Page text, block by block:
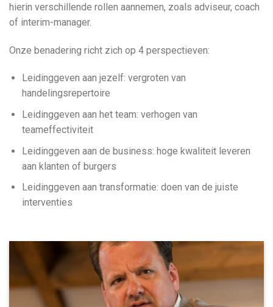
hierin verschillende rollen aannemen, zoals adviseur, coach
of interim-manager.
Onze benadering richt zich op 4 perspectieven:
Leidinggeven aan jezelf: vergroten van
handelingsrepertoire
Leidinggeven aan het team: verhogen van
teameffectiviteit
Leidinggeven aan de business: hoge kwaliteit leveren
aan klanten of burgers
Leidinggeven aan transformatie: doen van de juiste
interventies